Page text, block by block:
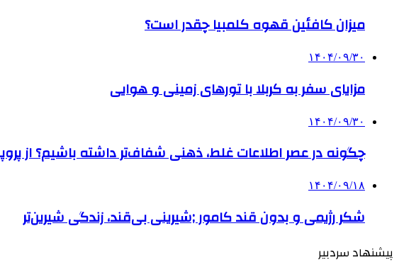
میزان کافئین قهوه کلمبیا چقدر است؟
۱۴۰۴/۰۹/۳۰
مزایای سفر به کربلا با تورهای زمینی و هوایی
۱۴۰۴/۰۹/۳۰
چگونه در عصر اطلاعات غلط، ذهنی شفاف‌تر داشته باشیم؟ از
۱۴۰۴/۰۹/۱۸
شکر رژیمی و بدون قند کامور ;شیرینی بی‌قند، زندگی شیرین‌تر
پیشنهاد سردبیر